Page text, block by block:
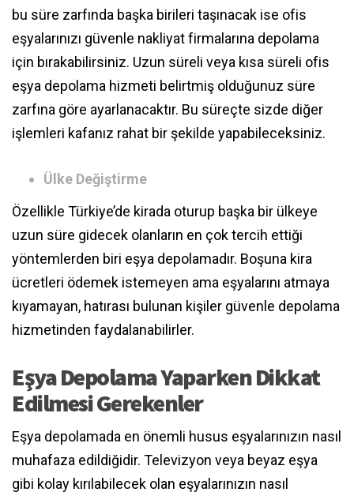
bu süre zarfında başka birileri taşınacak ise ofis
eşyalarınızı güvenle nakliyat firmalarına depolama
için bırakabilirsiniz. Uzun süreli veya kısa süreli ofis
eşya depolama hizmeti belirtmiş olduğunuz süre
zarfına göre ayarlanacaktır. Bu süreçte sizde diğer
işlemleri kafanız rahat bir şekilde yapabileceksiniz.
Ülke Değiştirme
Özellikle Türkiye’de kirada oturup başka bir ülkeye
uzun süre gidecek olanların en çok tercih ettiği
yöntemlerden biri eşya depolamadır. Boşuna kira
ücretleri ödemek istemeyen ama eşyalarını atmaya
kıyamayan, hatırası bulunan kişiler güvenle depolama
hizmetinden faydalanabilirler.
Eşya Depolama Yaparken Dikkat
Edilmesi Gerekenler
Eşya depolamada en önemli husus eşyalarınızın nasıl
muhafaza edildiğidir. Televizyon veya beyaz eşya
gibi kolay kırılabilecek olan eşyalarınızın nasıl